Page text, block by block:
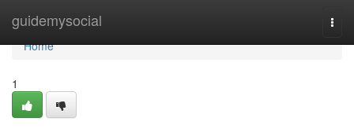
guidemysocial
Home
Home
1